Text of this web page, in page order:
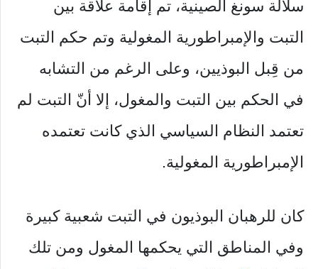
سلالة سونغ الصينية، تم إقامة علاقة بين
التبت والإمبراطورية المغولية وتم حكم التبت
من قِبل البوذيين، وعلى الرغم من التشابه
في الحكم بين التبت والمغول، إلا أنّ التبت لم
تعتمد النظام السياسي الذي كانت تعتمده
الإمبراطورية المغولية.
كان للرهبان البوذيون في التبت شعبية كبيرة
وفي المناطق التي يحكمها المغول ومن تلك